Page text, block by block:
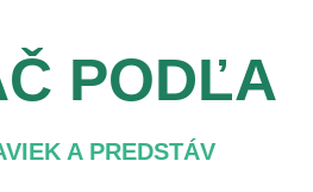
PODĽA
A PREDSTÁV